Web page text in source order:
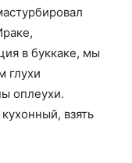
в буккаке, мы
глухи
оплеухи.
взять